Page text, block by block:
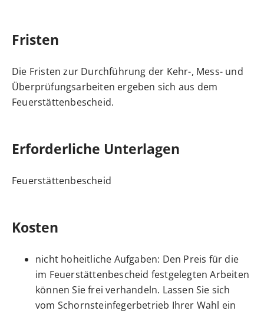
Fristen
Die Fristen zur Durchführung der Kehr-, Mess- und
Überprüfungsarbeiten ergeben sich aus dem
Feuerstättenbescheid.
Erforderliche Unterlagen
Feuerstättenbescheid
Kosten
nicht hoheitliche Aufgaben: Den Preis für die
im Feuerstättenbescheid festgelegten Arbeiten
können Sie frei verhandeln. Lassen Sie sich
vom Schornsteinfegerbetrieb Ihrer Wahl ein